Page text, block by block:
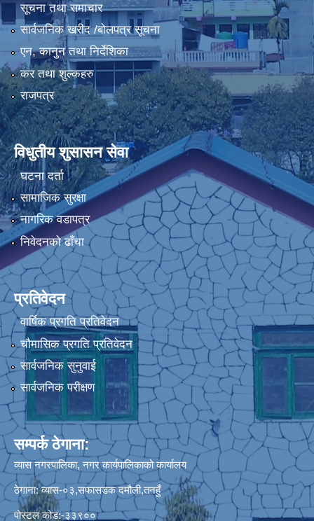
सूचना तथा समाचार
सार्वजनिक खरीद /बोलपत्र सूचना
एन, कानुन तथा निर्देशिका
कर तथा शुल्कहरु
राजपत्र
विधुतीय शुसासन सेवा
घटना दर्ता
सामाजिक सुरक्षा
नागरिक वडापत्र
निवेदनको ढाँचा
प्रतिवेदन
वार्षिक प्रगति प्रतिवेदन
चौमासिक प्रगति प्रतिवेदन
सार्वजनिक सुनुवाई
सार्वजनिक परीक्षण
सम्पर्क ठेगाना:
व्यास नगरपालिका, नगर कार्यपालिकाको कार्यालय
ठेगाना: व्यास-०३,सफासडक दमौली,तनहुँ
पोस्टल कोड:-३३९००